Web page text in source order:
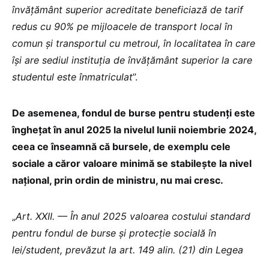
învățământ superior acreditate beneficiază de tarif
redus cu 90% pe mijloacele de transport local în
comun și transportul cu metroul, în localitatea în care
își are sediul instituția de învățământ superior la care
studentul este înmatriculat”.
De asemenea, fondul de burse pentru studenți este
înghețat în anul 2025 la nivelul lunii noiembrie 2024,
ceea ce înseamnă că bursele, de exemplu cele
sociale a căror valoare minimă se stabilește la nivel
național, prin ordin de ministru, nu mai cresc.
„Art. XXII. — În anul 2025 valoarea costului standard
pentru fondul de burse și protecție socială în
lei/student, prevăzut la art. 149 alin. (21) din Legea